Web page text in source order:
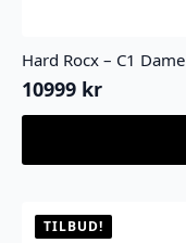
Hard Rocx – C1 Dame
10999 kr
har
Alternativene
TILBUD!